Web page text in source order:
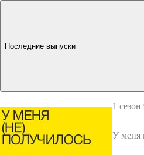
Последние выпуски
1
У меня